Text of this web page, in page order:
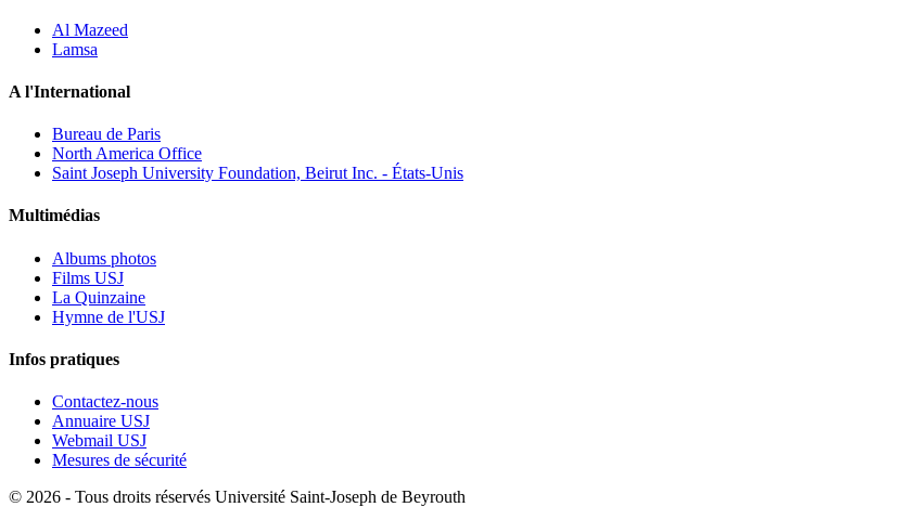
Al Mazeed
Lamsa
A l'International
Bureau de Paris
North America Office
Saint Joseph University Foundation, Beirut Inc. - États-Unis
Multimédias
Albums photos
Films USJ
La Quinzaine
Hymne de l'USJ
Infos pratiques
Contactez-nous
Annuaire USJ
Webmail USJ
Mesures de sécurité
© 2026 - Tous droits réservés Université Saint-Joseph de Beyrouth